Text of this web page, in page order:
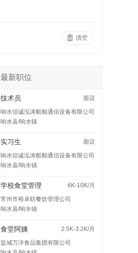
清空
最新职位
技术员
面议
响水信诚泓涛船舶通信设备有限公司
响水县/响水镇
实习生
面议
响水信诚泓涛船舶通信设备有限公司
响水县/响水镇
学校食堂管理
6K-10K/月
常州市裕卓昉餐饮管理公司
响水县/响水镇
食堂阿姨
2.5K-3.2K/月
盐城万洋食品集团有限公司